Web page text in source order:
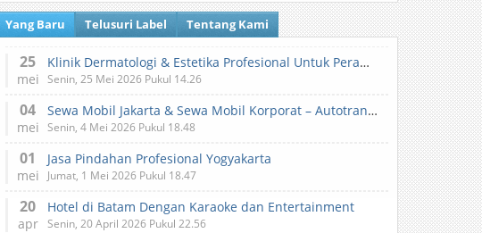
Yang Baru Telusuri Label Tentang Kami
25
mei
Klinik Dermatologi & Estetika Profesional Untuk Perawatan Kulit dan Kecantikan
Senin, 25 Mei 2026 Pukul 14.26
04
mei
Sewa Mobil Jakarta & Sewa Mobil Korporat – Autotranz Indonesia
Senin, 4 Mei 2026 Pukul 18.48
01
mei
Jasa Pindahan Profesional Yogyakarta
Jumat, 1 Mei 2026 Pukul 18.47
20
apr
Hotel di Batam Dengan Karaoke dan Entertainment
Senin, 20 April 2026 Pukul 22.56